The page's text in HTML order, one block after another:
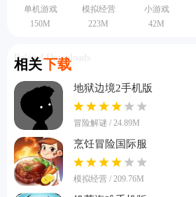
单机游戏
150M
模拟经营
223M
小游戏
42M
相关下载
Related Downloads
地狱边境2手机版
冒险解谜 / 24.89M
烹饪冒险国际服
模拟经营 / 209.76M